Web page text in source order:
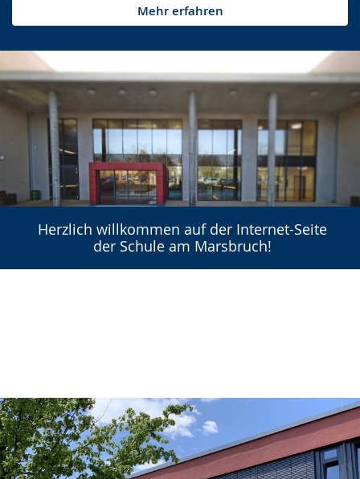
Mehr erfahren
Herzlich willkommen auf der Internet-Seite
der Schule am Marsbruch!